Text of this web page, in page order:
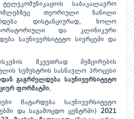
საბაკალავრო
თეორიული ნაწილი
დისტანციურად, ხოლო
და კლინიკური
საუნივერსიტეტო სივრცეში და
მკვეთრად შემცირების
სემესტრის სასწავლო პროცესი
გაგრძელდება საუნივერსიტეტო
ფორმატში.
ჩატარდება საუნივერსიტეტო
და საგამოცდო ცენტრში) 2021